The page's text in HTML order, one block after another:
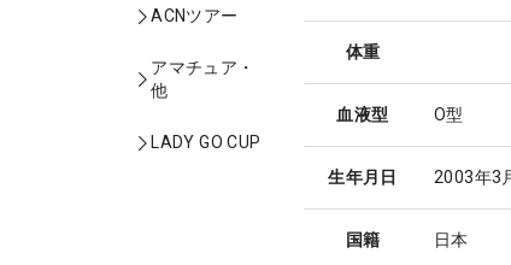
ACNツアー
アマチュア・
他
LADY GO CUP
体重
血液型 O型
生年月日 2003年3
国籍 日本